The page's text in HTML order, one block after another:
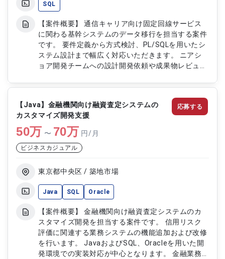
SQL
【案件概要】 通信キャリア向け固定回線サービス
に関わる基幹システムのデータ移行を担当する案件
です。 要件定義から方式検討、PL/SQLを用いたシ
ステム設計まで幅広く対応いただきます。 ニアシ
ョア開発チームへの設計開発依頼や成果物レビュー
移行プロジェクトとして、上流工程から携わってい
要件定義 ・移行方式の検討および設計対応 ・
PL/SQLを用いたシステム設計 ・ニアショア開発チ
ームへの依頼、調整対応 ・成果物レビューおよび
品質確認対応
【Java】金融機関向け融資査定システムの
カスタマイズ開発支援
50万 〜 70万 円/月
ビジネスカジュアル
東京都中央区 / 築地市場
Java SQL Oracle
【案件概要】 金融機関向け融資査定システムのカ
スタマイズ開発を担当する案件です。 信用リスク
評価に関連する業務システムの機能追加および改修
を行います。 JavaおよびSQL、Oracleを用いた開
発環境での実装対応が中心となります。 金融業務
応募する